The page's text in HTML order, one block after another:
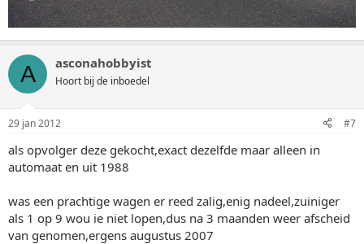
A asconahobbyist
Hoort bij de inboedel
29 jan 2012 #7
als opvolger deze gekocht,exact dezelfde maar alleen in
automaat en uit 1988
was een prachtige wagen er reed zalig,enig nadeel,zuiniger
als 1 op 9 wou ie niet lopen,dus na 3 maanden weer afscheid
van genomen,ergens augustus 2007